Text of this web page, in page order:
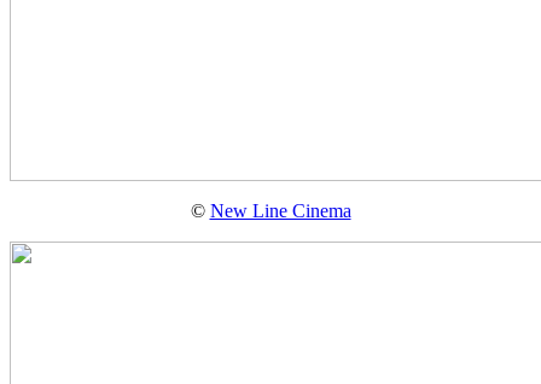
© New Line Cinema